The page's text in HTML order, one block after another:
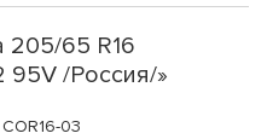
205/65 R16
95V /Россия/»
COR16-03